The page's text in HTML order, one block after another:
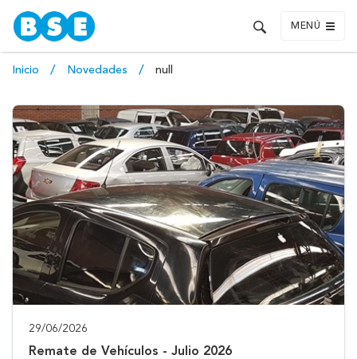
MENÚ
Inicio Novedades null
29/06/2026
Remate de Vehículos - Julio 2026